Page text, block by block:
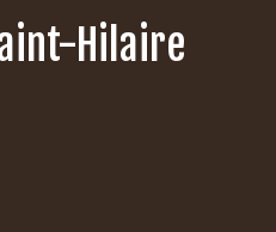
Hilaire